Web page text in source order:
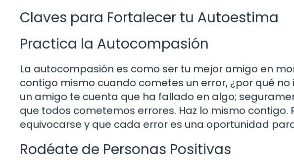
Claves para Fortalecer tu Autoestima
Practica la Autocompasión
La autocompasión es como ser tu mejor amigo en
contigo mismo cuando cometes un error, ¿por qué
un amigo te cuenta que ha fallado en algo;
que todos cometemos errores. Haz lo mismo
equivocarse y que cada error es una oportunidad
Rodéate de Personas Positivas